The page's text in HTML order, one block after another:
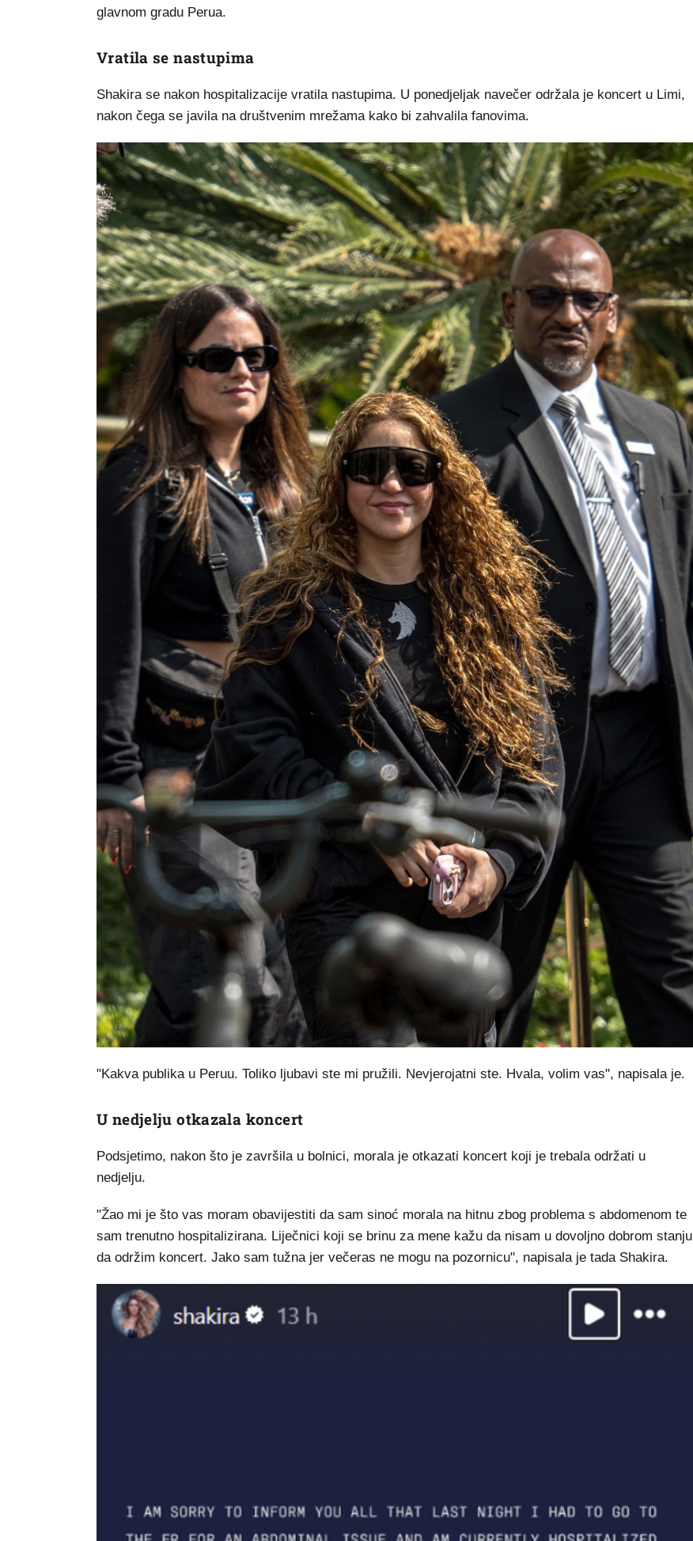
glavnom gradu Perua.
Vratila se nastupima
Shakira se nakon hospitalizacije vratila nastupima. U ponedjeljak navečer održala je koncert u Limi,
nakon čega se javila na društvenim mrežama kako bi zahvalila fanovima.
"Kakva publika u Peruu. Toliko ljubavi ste mi pružili. Nevjerojatni ste. Hvala, volim vas", napisala je.
U nedjelju otkazala koncert
Podsjetimo, nakon što je završila u bolnici, morala je otkazati koncert koji je trebala održati u
nedjelju.
"Žao mi je što vas moram obavijestiti da sam sinoć morala na hitnu zbog problema s abdomenom te
sam trenutno hospitalizirana. Liječnici koji se brinu za mene kažu da nisam u dovoljno dobrom stanju
da održim koncert. Jako sam tužna jer večeras ne mogu na pozornicu", napisala je tada Shakira.